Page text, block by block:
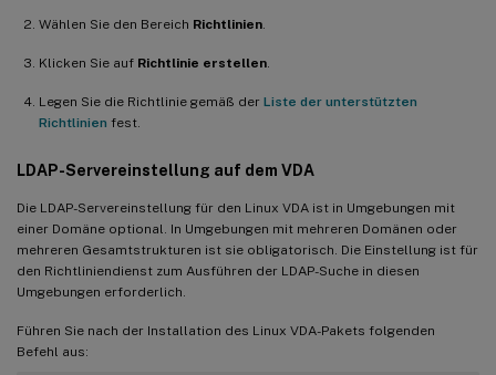
Wählen Sie den Bereich Richtlinien
Klicken Sie auf Richtlinie erstellen
Legen Sie die Richtlinie gemäß der Liste der unterstützten
Richtlinien fest.
LDAP-Servereinstellung auf dem VDA
Die LDAP-Servereinstellung für den Linux VDA ist in Umgebungen mit
einer Domäne optional. In Umgebungen mit mehreren Domänen oder
mehreren Gesamtstrukturen ist sie obligatorisch. Die Einstellung ist für
den Richtliniendienst zum Ausführen der LDAP-Suche in diesen
Umgebungen erforderlich.
Führen Sie nach der Installation des Linux VDA-Pakets folgenden
Befehl aus: